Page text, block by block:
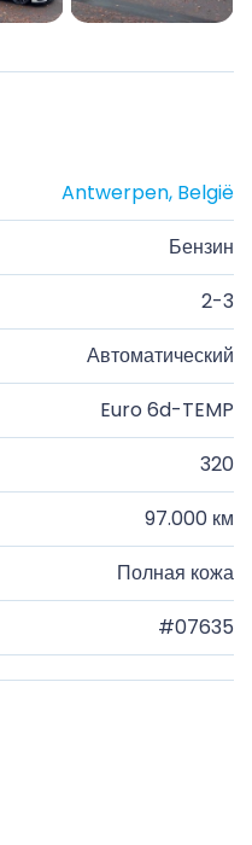
Antwerpen, België
Бензин
2-3
Автоматический
Euro 6d-TEMP
320
97.000 км
Полная кожа
#07635